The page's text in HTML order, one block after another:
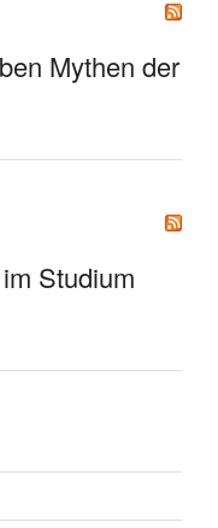
Mythen der
Studium